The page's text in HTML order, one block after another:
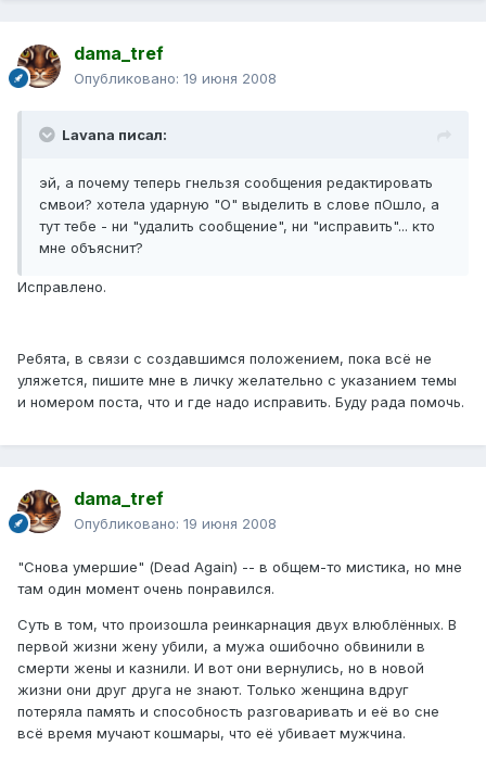
dama_tref
Опубликовано: 19 июня 2008
Lavana писал:
эй, а почему теперь гнельзя сообщения редактировать
смвои? хотела ударную "О" выделить в слове пОшло, а
тут тебе - ни "удалить сообщение", ни "исправить"... кто
мне объяснит?
Исправлено.
Ребята, в связи с создавшимся положением, пока всё не
уляжется, пишите мне в личку желательно с указанием темы
и номером поста, что и где надо исправить. Буду рада помочь.
dama_tref
Опубликовано: 19 июня 2008
"Снова умершие" (Dead Again) -- в общем-то мистика, но мне
там один момент очень понравился.
Суть в том, что произошла реинкарнация двух влюблённых. В
первой жизни жену убили, а мужа ошибочно обвинили в
смерти жены и казнили. И вот они вернулись, но в новой
жизни они друг друга не знают. Только женщина вдруг
потеряла память и способность разговаривать и её во сне
всё время мучают кошмары, что её убивает мужчина.